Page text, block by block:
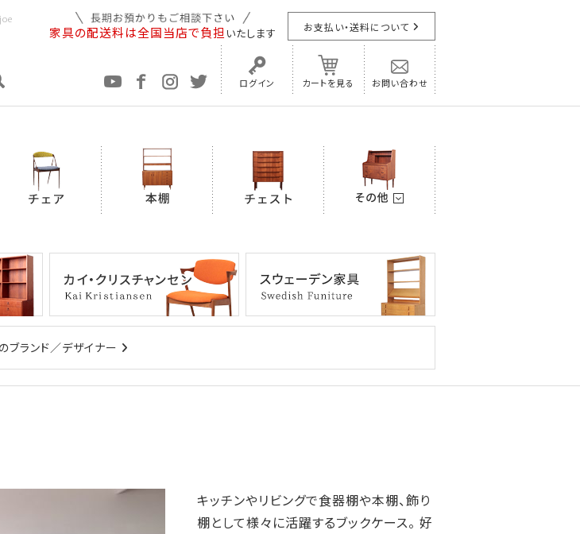
家具の配送料は全国当店で負担 いたします お支払い・送料について
ログイン カートを見る お問い合わせ
ブランド／デザイナー
キッチンやリビングで食器棚や本棚、飾り
棚として様々に活躍するブックケース。 好